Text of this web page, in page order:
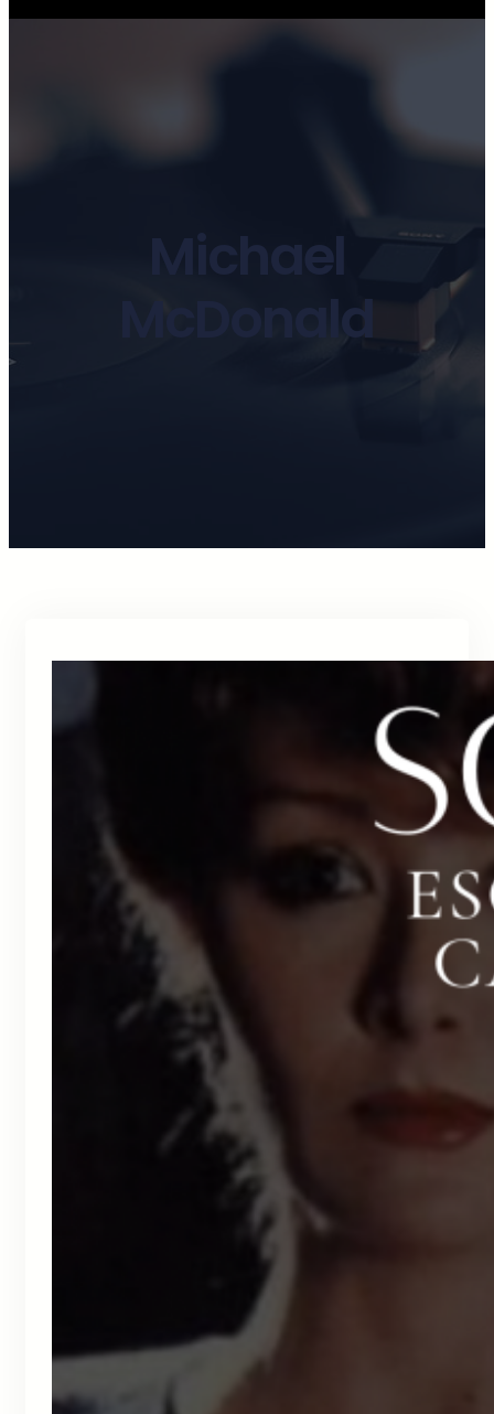
Michael
McDonald